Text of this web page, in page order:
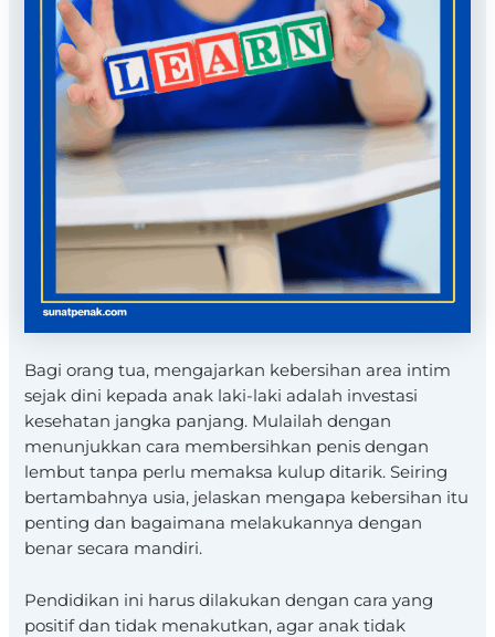
Bagi orang tua, mengajarkan kebersihan area intim
sejak dini kepada anak laki-laki adalah investasi
kesehatan jangka panjang. Mulailah dengan
menunjukkan cara membersihkan penis dengan
lembut tanpa perlu memaksa kulup ditarik. Seiring
bertambahnya usia, jelaskan mengapa kebersihan itu
penting dan bagaimana melakukannya dengan
benar secara mandiri.
Pendidikan ini harus dilakukan dengan cara yang
positif dan tidak menakutkan, agar anak tidak